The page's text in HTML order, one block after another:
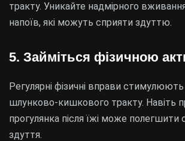
тракту. Уникайте надмірного
напоїв, які можуть сприяти здуттю.
5. Займіться фізичною
Регулярні фізичні вправи
шлунково-кишкового тракту. Навіть
прогулянка після їжі може
здуття.